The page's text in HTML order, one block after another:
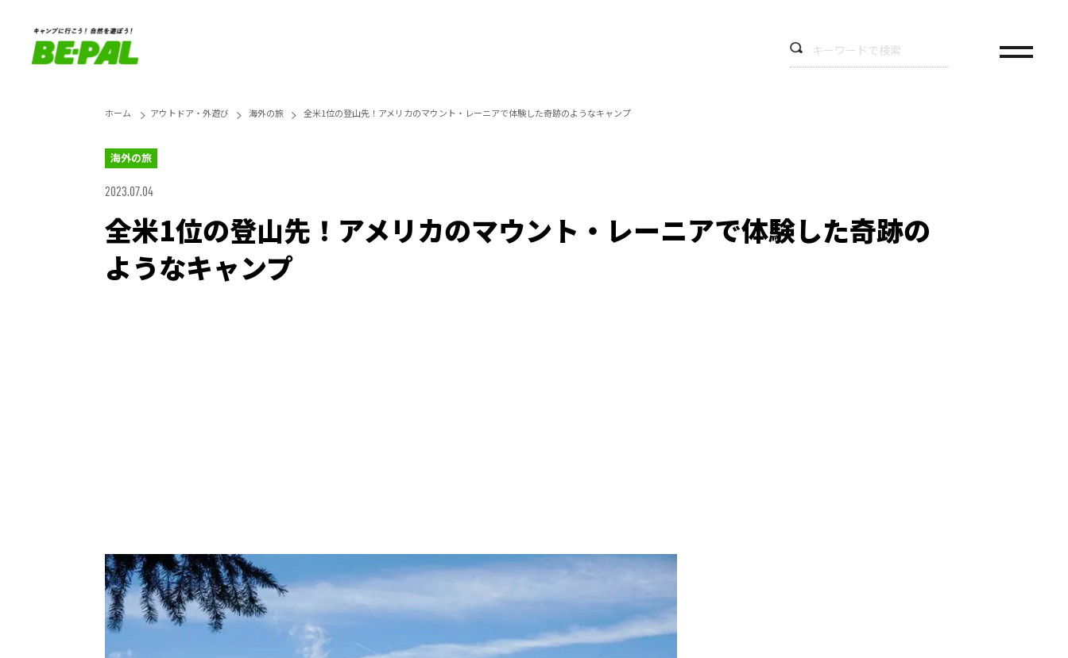
ホーム アウトドア・外遊び 海外の旅 全米1位の登山先！アメリカのマウント・レーニアで体験した奇跡のようなキャンプ
海外の旅
2023.07.04
全米1位の登山先！アメリカのマウント・レーニアで体験した奇跡の
ようなキャンプ